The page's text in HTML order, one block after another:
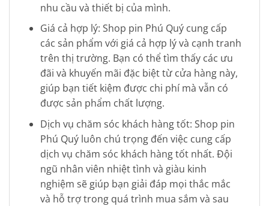
nhu cầu và thiết bị của mình.
Giá cả hợp lý: Shop pin Phú Quý cung cấp
các sản phẩm với giá cả hợp lý và cạnh tranh
trên thị trường. Bạn có thể tìm thấy các ưu
đãi và khuyến mãi đặc biệt từ cửa hàng này,
giúp bạn tiết kiệm được chi phí mà vẫn có
được sản phẩm chất lượng.
Dịch vụ chăm sóc khách hàng tốt: Shop pin
Phú Quý luôn chú trọng đến việc cung cấp
dịch vụ chăm sóc khách hàng tốt nhất. Đội
ngũ nhân viên nhiệt tình và giàu kinh
nghiệm sẽ giúp bạn giải đáp mọi thắc mắc
và hỗ trợ trong quá trình mua sắm và sau